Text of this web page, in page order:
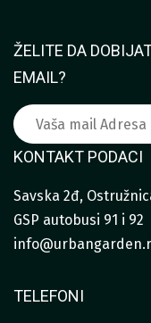
ŽELITE DA
EMAIL?
KONTAKT PODACI
Savska 2đ,
GSP autobusi 91 i 92
TELEFONI